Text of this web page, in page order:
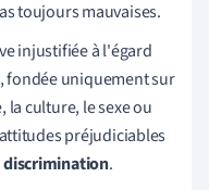
toujours mauvaises.
injustifiée à l'égard
uniquement sur
culture, le sexe ou
préjudiciables
discrimination.